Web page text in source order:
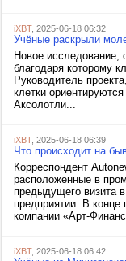
iXBT, 2025-06-18 06:32
Учёные раскрыли
Новое исследование,
благодаря которому
Руководитель
клетки
Аксолотли...
iXBT, 2025-06-18 06:39
Что происходит на
Корреспондент
расположенные в
предыдущего визита
предприятии. В конце
компании «Арт-
iXBT, 2025-06-18 06:42